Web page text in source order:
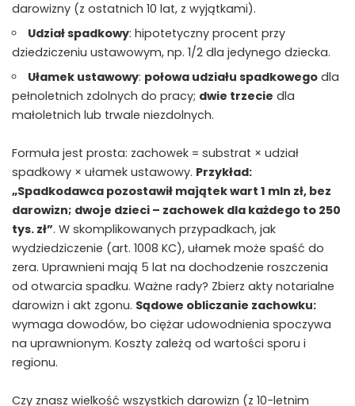
darowizny (z ostatnich 10 lat, z wyjątkami).
Udział spadkowy: hipotetyczny procent przy
dziedziczeniu ustawowym, np. 1/2 dla jedynego dziecka.
Ułamek ustawowy: połowa udziału spadkowego dla
pełnoletnich zdolnych do pracy; dwie trzecie dla
małoletnich lub trwale niezdolnych.
Formuła jest prosta: zachowek = substrat × udział
spadkowy × ułamek ustawowy. Przykład:
„Spadkodawca pozostawił majątek wart 1 mln zł, bez
darowizn; dwoje dzieci – zachowek dla każdego to 250
tys. zł”. W skomplikowanych przypadkach, jak
wydziedziczenie (art. 1008 KC), ułamek może spaść do
zera. Uprawnieni mają 5 lat na dochodzenie roszczenia
od otwarcia spadku. Ważne rady? Zbierz akty notarialne
darowizn i akt zgonu. Sądowe obliczanie zachowku:
wymaga dowodów, bo ciężar udowodnienia spoczywa
na uprawnionym. Koszty zależą od wartości sporu i
regionu.
Czy znasz wielkość wszystkich darowizn (z 10-letnim